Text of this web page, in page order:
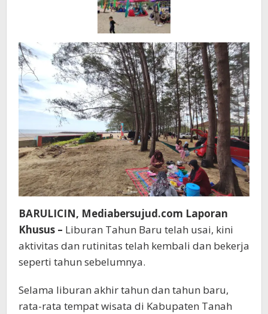
BARULICIN, Mediabersujud.com Laporan
Khusus – Liburan Tahun Baru telah usai, kini
aktivitas dan rutinitas telah kembali dan bekerja
seperti tahun sebelumnya.
Selama liburan akhir tahun dan tahun baru,
rata-rata tempat wisata di Kabupaten Tanah